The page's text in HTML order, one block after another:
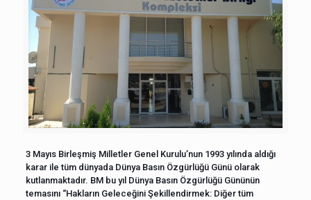
3 Mayıs Birleşmiş Milletler Genel Kurulu’nun 1993 yılında aldığı
karar ile tüm dünyada Dünya Basın Özgürlüğü Günü olarak
kutlanmaktadır. BM bu yıl Dünya Basın Özgürlüğü Gününün
temasını “Hakların Geleceğini Şekillendirmek: Diğer tüm